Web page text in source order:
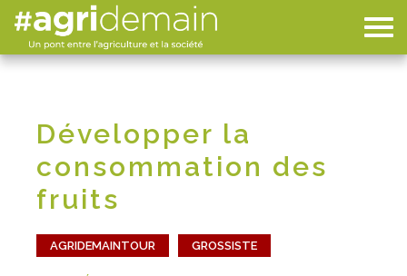
Développer la
consommation des
fruits
AGRIDEMAINTOUR GROSSISTE